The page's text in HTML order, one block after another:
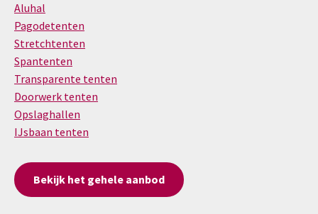
Aluhal
Pagodetenten
Stretchtenten
Spantenten
Transparente tenten
Doorwerk tenten
Opslaghallen
IJsbaan tenten
Bekijk het gehele aanbod